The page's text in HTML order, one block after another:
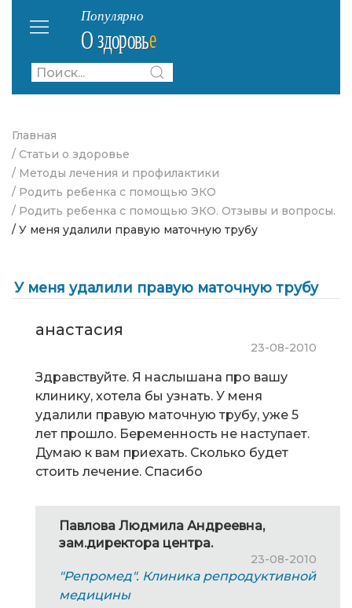
Главная
/ Статьи о здоровье
/ Методы лечения и профилактики
/ Родить ребенка с помощью ЭКО
/ Родить ребенка с помощью ЭКО. Отзывы и вопросы.
/ У меня удалили правую маточную трубу
У меня удалили правую маточную трубу
анастасия
23-08-2010
Здравствуйте. Я наслышана про вашу
клинику, хотела бы узнать. У меня
удалили правую маточную трубу, уже 5
лет прошло. Беременность не наступает.
Думаю к вам приехать. Сколько будет
стоить лечение. Спасибо
Павлова Людмила Андреевна,
зам.директора центра.
23-08-2010
"Репромед". Клиника репродуктивной
медицины